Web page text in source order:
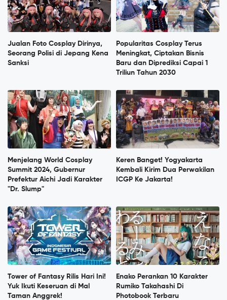
Jualan Foto Cosplay Dirinya,
Seorang Polisi di Jepang Kena
Sanksi
Popularitas Cosplay Terus
Meningkat, Ciptakan Bisnis
Baru dan Diprediksi Capai 1
Triliun Tahun 2030
Menjelang World Cosplay
Summit 2024, Gubernur
Prefektur Aichi Jadi Karakter
"Dr. Slump"
Keren Banget! Yogyakarta
Kembali Kirim Dua Perwakilan
ICGP Ke Jakarta!
Tower of Fantasy Rilis Hari Ini!
Yuk Ikuti Keseruan di Mal
Taman Anggrek!
Enako Perankan 10 Karakter
Rumiko Takahashi Di
Photobook Terbaru